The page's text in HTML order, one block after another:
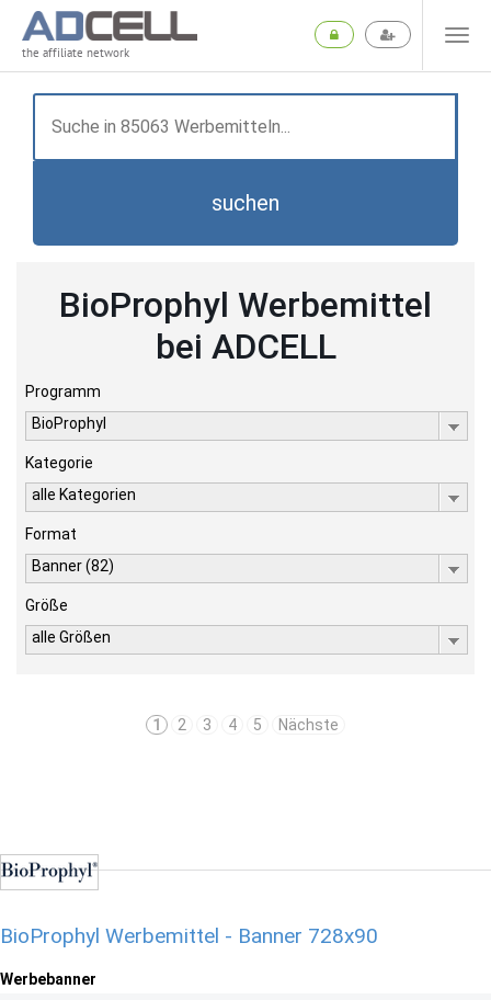
the affiliate network
suchen
BioProphyl Werbemittel
bei ADCELL
Programm
BioProphyl
Kategorie
alle Kategorien
Format
Banner (82)
Größe
alle Größen
1 2 3 4 5 Nächste
BioProphyl Werbemittel - Banner 728x90
Werbebanner